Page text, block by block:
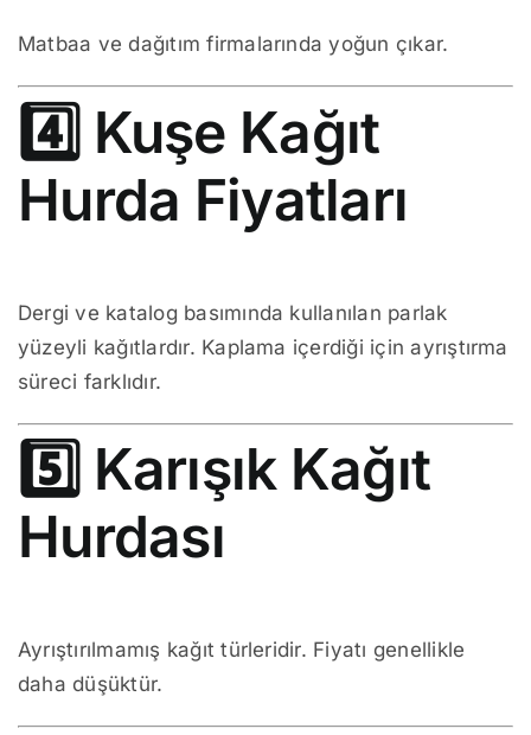
Matbaa ve dağıtım firmalarında yoğun çıkar.
4️⃣ Kuşe Kağıt
Hurda Fiyatları
Dergi ve katalog basımında kullanılan parlak
yüzeyli kağıtlardır. Kaplama içerdiği için ayrıştırma
süreci farklıdır.
5️⃣ Karışık Kağıt
Hurdası
Ayrıştırılmamış kağıt türleridir. Fiyatı genellikle
daha düşüktür.